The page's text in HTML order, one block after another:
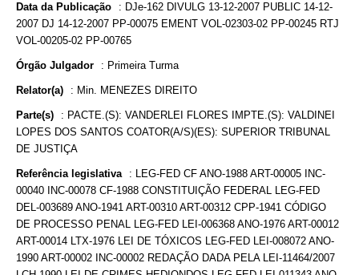
Data da Publicação : DJe-162 DIVULG 13-12-2007 PUBLIC 14-12-
2007 DJ 14-12-2007 PP-00075 EMENT VOL-02303-02 PP-00245 RTJ
VOL-00205-02 PP-00765
Órgão Julgador : Primeira Turma
Relator(a) : Min. MENEZES DIREITO
Parte(s) : PACTE.(S): VANDERLEI FLORES IMPTE.(S): VALDINEI
LOPES DOS SANTOS COATOR(A/S)(ES): SUPERIOR TRIBUNAL
DE JUSTIÇA
Referência legislativa : LEG-FED CF ANO-1988 ART-00005 INC-
00040 INC-00078 CF-1988 CONSTITUIÇÃO FEDERAL LEG-FED
DEL-003689 ANO-1941 ART-00310 ART-00312 CPP-1941 CÓDIGO
DE PROCESSO PENAL LEG-FED LEI-006368 ANO-1976 ART-00012
ART-00014 LTX-1976 LEI DE TÓXICOS LEG-FED LEI-008072 ANO-
1990 ART-00002 INC-00002 REDAÇÃO DADA PELA LEI-11464/2007